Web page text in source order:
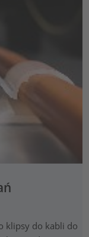
klipsy do kabli do